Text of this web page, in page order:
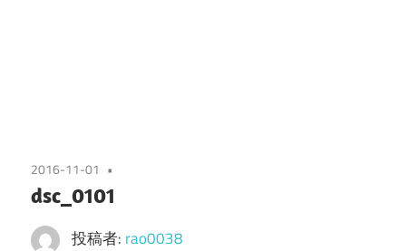
2016-11-01
dsc_0101
投稿者: rao0038